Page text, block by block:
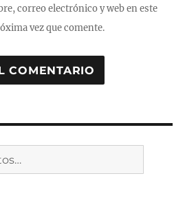
correo electrónico y web en este
vez que comente.